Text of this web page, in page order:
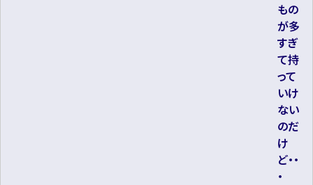
もの
が多
すぎ
て持
って
いけ
ない
のだ
け
ど・・
・